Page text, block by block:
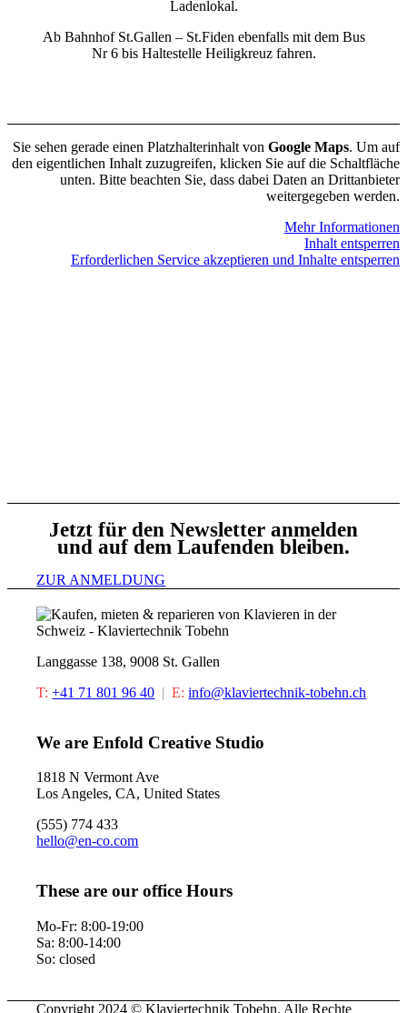
Ladenlokal.
Ab Bahnhof St.Gallen – St.Fiden ebenfalls mit dem Bus
Nr 6 bis Haltestelle Heiligkreuz fahren.
Sie sehen gerade einen Platzhalterinhalt von Google Maps. Um auf
den eigentlichen Inhalt zuzugreifen, klicken Sie auf die Schaltfläche
unten. Bitte beachten Sie, dass dabei Daten an Drittanbieter
weitergegeben werden.
Mehr Informationen
Inhalt entsperren
Erforderlichen Service akzeptieren und Inhalte entsperren
Jetzt für den Newsletter anmelden
und auf dem Laufenden bleiben.
ZUR ANMELDUNG
Langgasse 138, 9008 St. Gallen
T: +41 71 801 96 40 | E: info@klaviertechnik-tobehn.ch
We are Enfold Creative Studio
1818 N Vermont Ave
Los Angeles, CA, United States
(555) 774 433
hello@en-co.com
These are our office Hours
Mo-Fr: 8:00-19:00
Sa: 8:00-14:00
So: closed
Copyright 2024 © Klaviertechnik Tobehn. Alle Rechte